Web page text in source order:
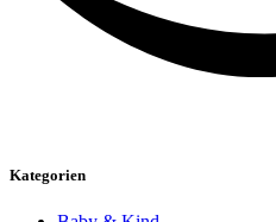
Kategorien